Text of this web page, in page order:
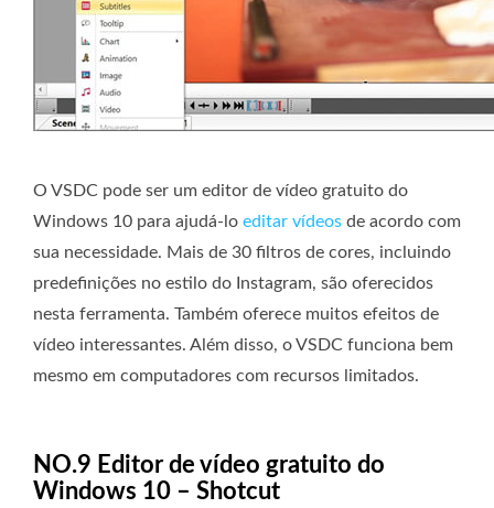
O VSDC pode ser um editor de vídeo gratuito do
Windows 10 para ajudá-lo editar vídeos de acordo com
sua necessidade. Mais de 30 filtros de cores, incluindo
predefinições no estilo do Instagram, são oferecidos
nesta ferramenta. Também oferece muitos efeitos de
vídeo interessantes. Além disso, o VSDC funciona bem
mesmo em computadores com recursos limitados.
NO.9 Editor de vídeo gratuito do
Windows 10 – Shotcut